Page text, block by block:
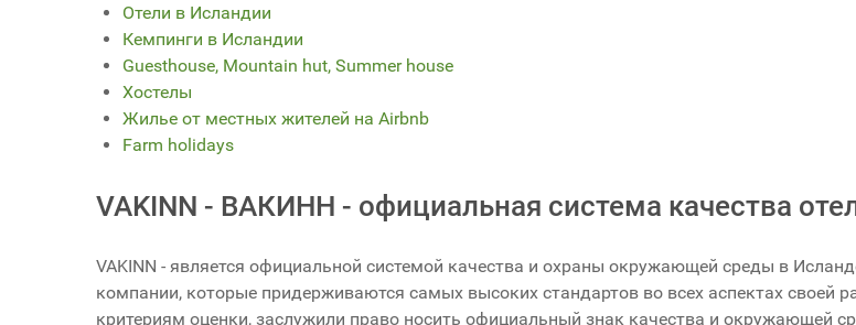
Отели в Исландии
Кемпинги в Исландии
Guesthouse, Mountain hut, Summer house
Хостелы
Жилье от местных жителей на Airbnb
Farm holidays
VAKINN - ВАКИНН - официальная система качества
VAKINN - является официальной системой качества и охраны окружающей среды в
компании, которые придерживаются самых высоких стандартов во всех аспектах своей
критериям оценки, заслужили право носить официальный знак качества и окружающей